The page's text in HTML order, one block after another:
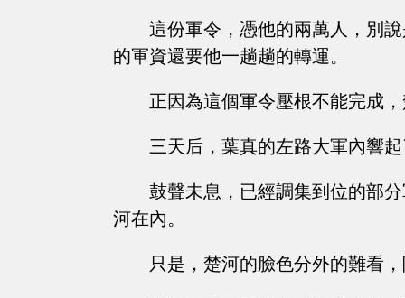
這份軍令，憑他的兩萬人，別
的軍資還要他一趟趟的轉運。
正因為這個軍令壓根不能完成
三天后，葉真的左路大軍內響
鼓聲未息，已經調集到位的部
河在內。
只是，楚河的臉色分外的難看